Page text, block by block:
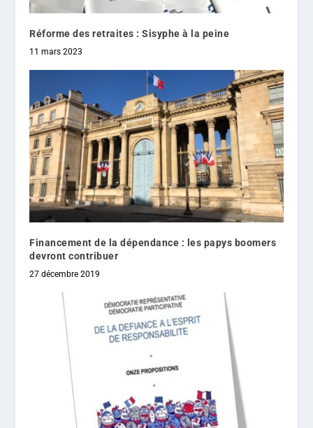
Réforme des retraites : Sisyphe à la peine
11 mars 2023
Financement de la dépendance : les papys boomers
devront contribuer
27 décembre 2019